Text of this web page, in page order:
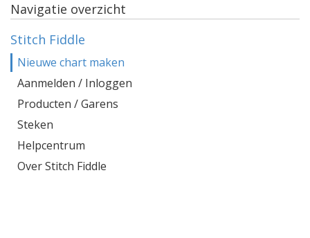
Navigatie overzicht
Stitch Fiddle
Nieuwe chart maken
Aanmelden / Inloggen
Producten / Garens
Steken
Helpcentrum
Over Stitch Fiddle